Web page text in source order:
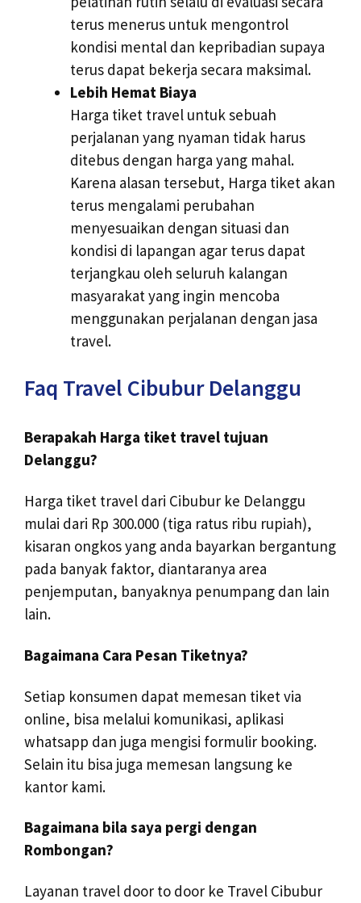
terus menerus untuk mengontrol
kondisi mental dan kepribadian supaya
terus dapat bekerja secara maksimal.
Lebih Hemat Biaya
Harga tiket travel untuk sebuah
perjalanan yang nyaman tidak harus
ditebus dengan harga yang mahal.
Karena alasan tersebut, Harga tiket akan
terus mengalami perubahan
menyesuaikan dengan situasi dan
kondisi di lapangan agar terus dapat
terjangkau oleh seluruh kalangan
masyarakat yang ingin mencoba
menggunakan perjalanan dengan jasa
travel.
Faq Travel Cibubur Delanggu
Berapakah Harga tiket travel tujuan
Delanggu?
Harga tiket travel dari Cibubur ke Delanggu
mulai dari Rp 300.000 (tiga ratus ribu rupiah),
kisaran ongkos yang anda bayarkan bergantung
pada banyak faktor, diantaranya area
penjemputan, banyaknya penumpang dan lain
lain.
Bagaimana Cara Pesan Tiketnya?
Setiap konsumen dapat memesan tiket via
online, bisa melalui komunikasi, aplikasi
whatsapp dan juga mengisi formulir booking.
Selain itu bisa juga memesan langsung ke
kantor kami.
Bagaimana bila saya pergi dengan
Rombongan?
Layanan travel door to door ke Travel Cibubur